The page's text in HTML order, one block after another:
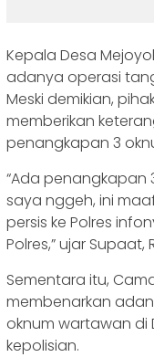
Kepala Desa
adanya operasi
Meski demikian,
memberikan
penangkapan 3
“Ada penangkapan
saya nggeh, ini
persis ke Polres
Polres,” ujar Supaat,
Sementara itu,
membenarkan
oknum wartawan di
kepolisian.